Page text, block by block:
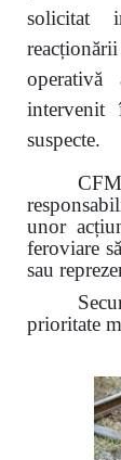
solicitat
intervenit
suspecte.
unor
feroviare
sau
prioritate